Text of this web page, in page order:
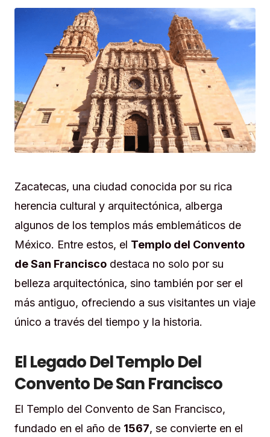
Zacatecas, una ciudad conocida por su rica
herencia cultural y arquitectónica, alberga
algunos de los templos más emblemáticos de
México. Entre estos, el Templo del Convento
de San Francisco destaca no solo por su
belleza arquitectónica, sino también por ser el
más antiguo, ofreciendo a sus visitantes un viaje
único a través del tiempo y la historia.
El Legado Del Templo Del
Convento De San Francisco
El Templo del Convento de San Francisco,
fundado en el año de 1567, se convierte en el